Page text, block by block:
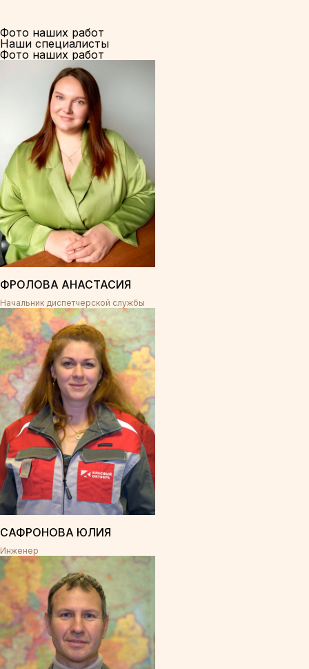
Фото наших работ
Наши специалисты
Фото наших работ
ФРОЛОВА АНАСТАСИЯ
Начальник диспетчерской службы
САФРОНОВА ЮЛИЯ
Инженер